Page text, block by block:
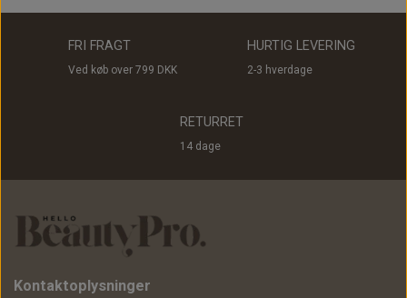
FRI FRAGT
Ved køb over 799 DKK
HURTIG LEVERING
2-3 hverdage
RETURRET
14 dage
Kontaktoplysninger